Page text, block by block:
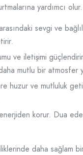
yardımcı
sevgi ve
ve iletişimi
mutlu bir atmosfer
huzur ve mutluluk
korur. Dua
daha sağlam